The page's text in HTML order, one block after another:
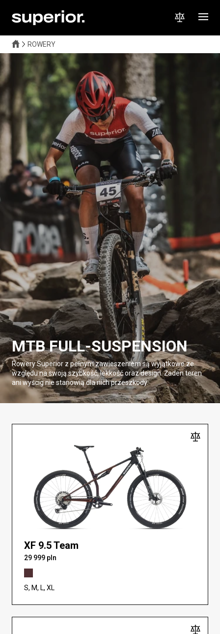
ROWERY
MTB FULL-SUSPENSION
Rowery Superior z pełnym zawieszeniem są wyjątkowe ze
względu na swoją szybkość, lekkość oraz design. Żaden teren
ani wyścig nie stanowią dla nich przeszkody.
XF 9.5 Team
29 999 pln
S, M, L, XL